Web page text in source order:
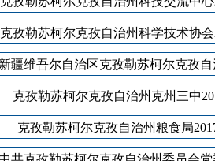
克孜勒苏柯尔克孜自治州科学技术协
克孜勒苏柯尔克孜自治州克州三中
克孜勒苏柯尔克孜自治州粮食局